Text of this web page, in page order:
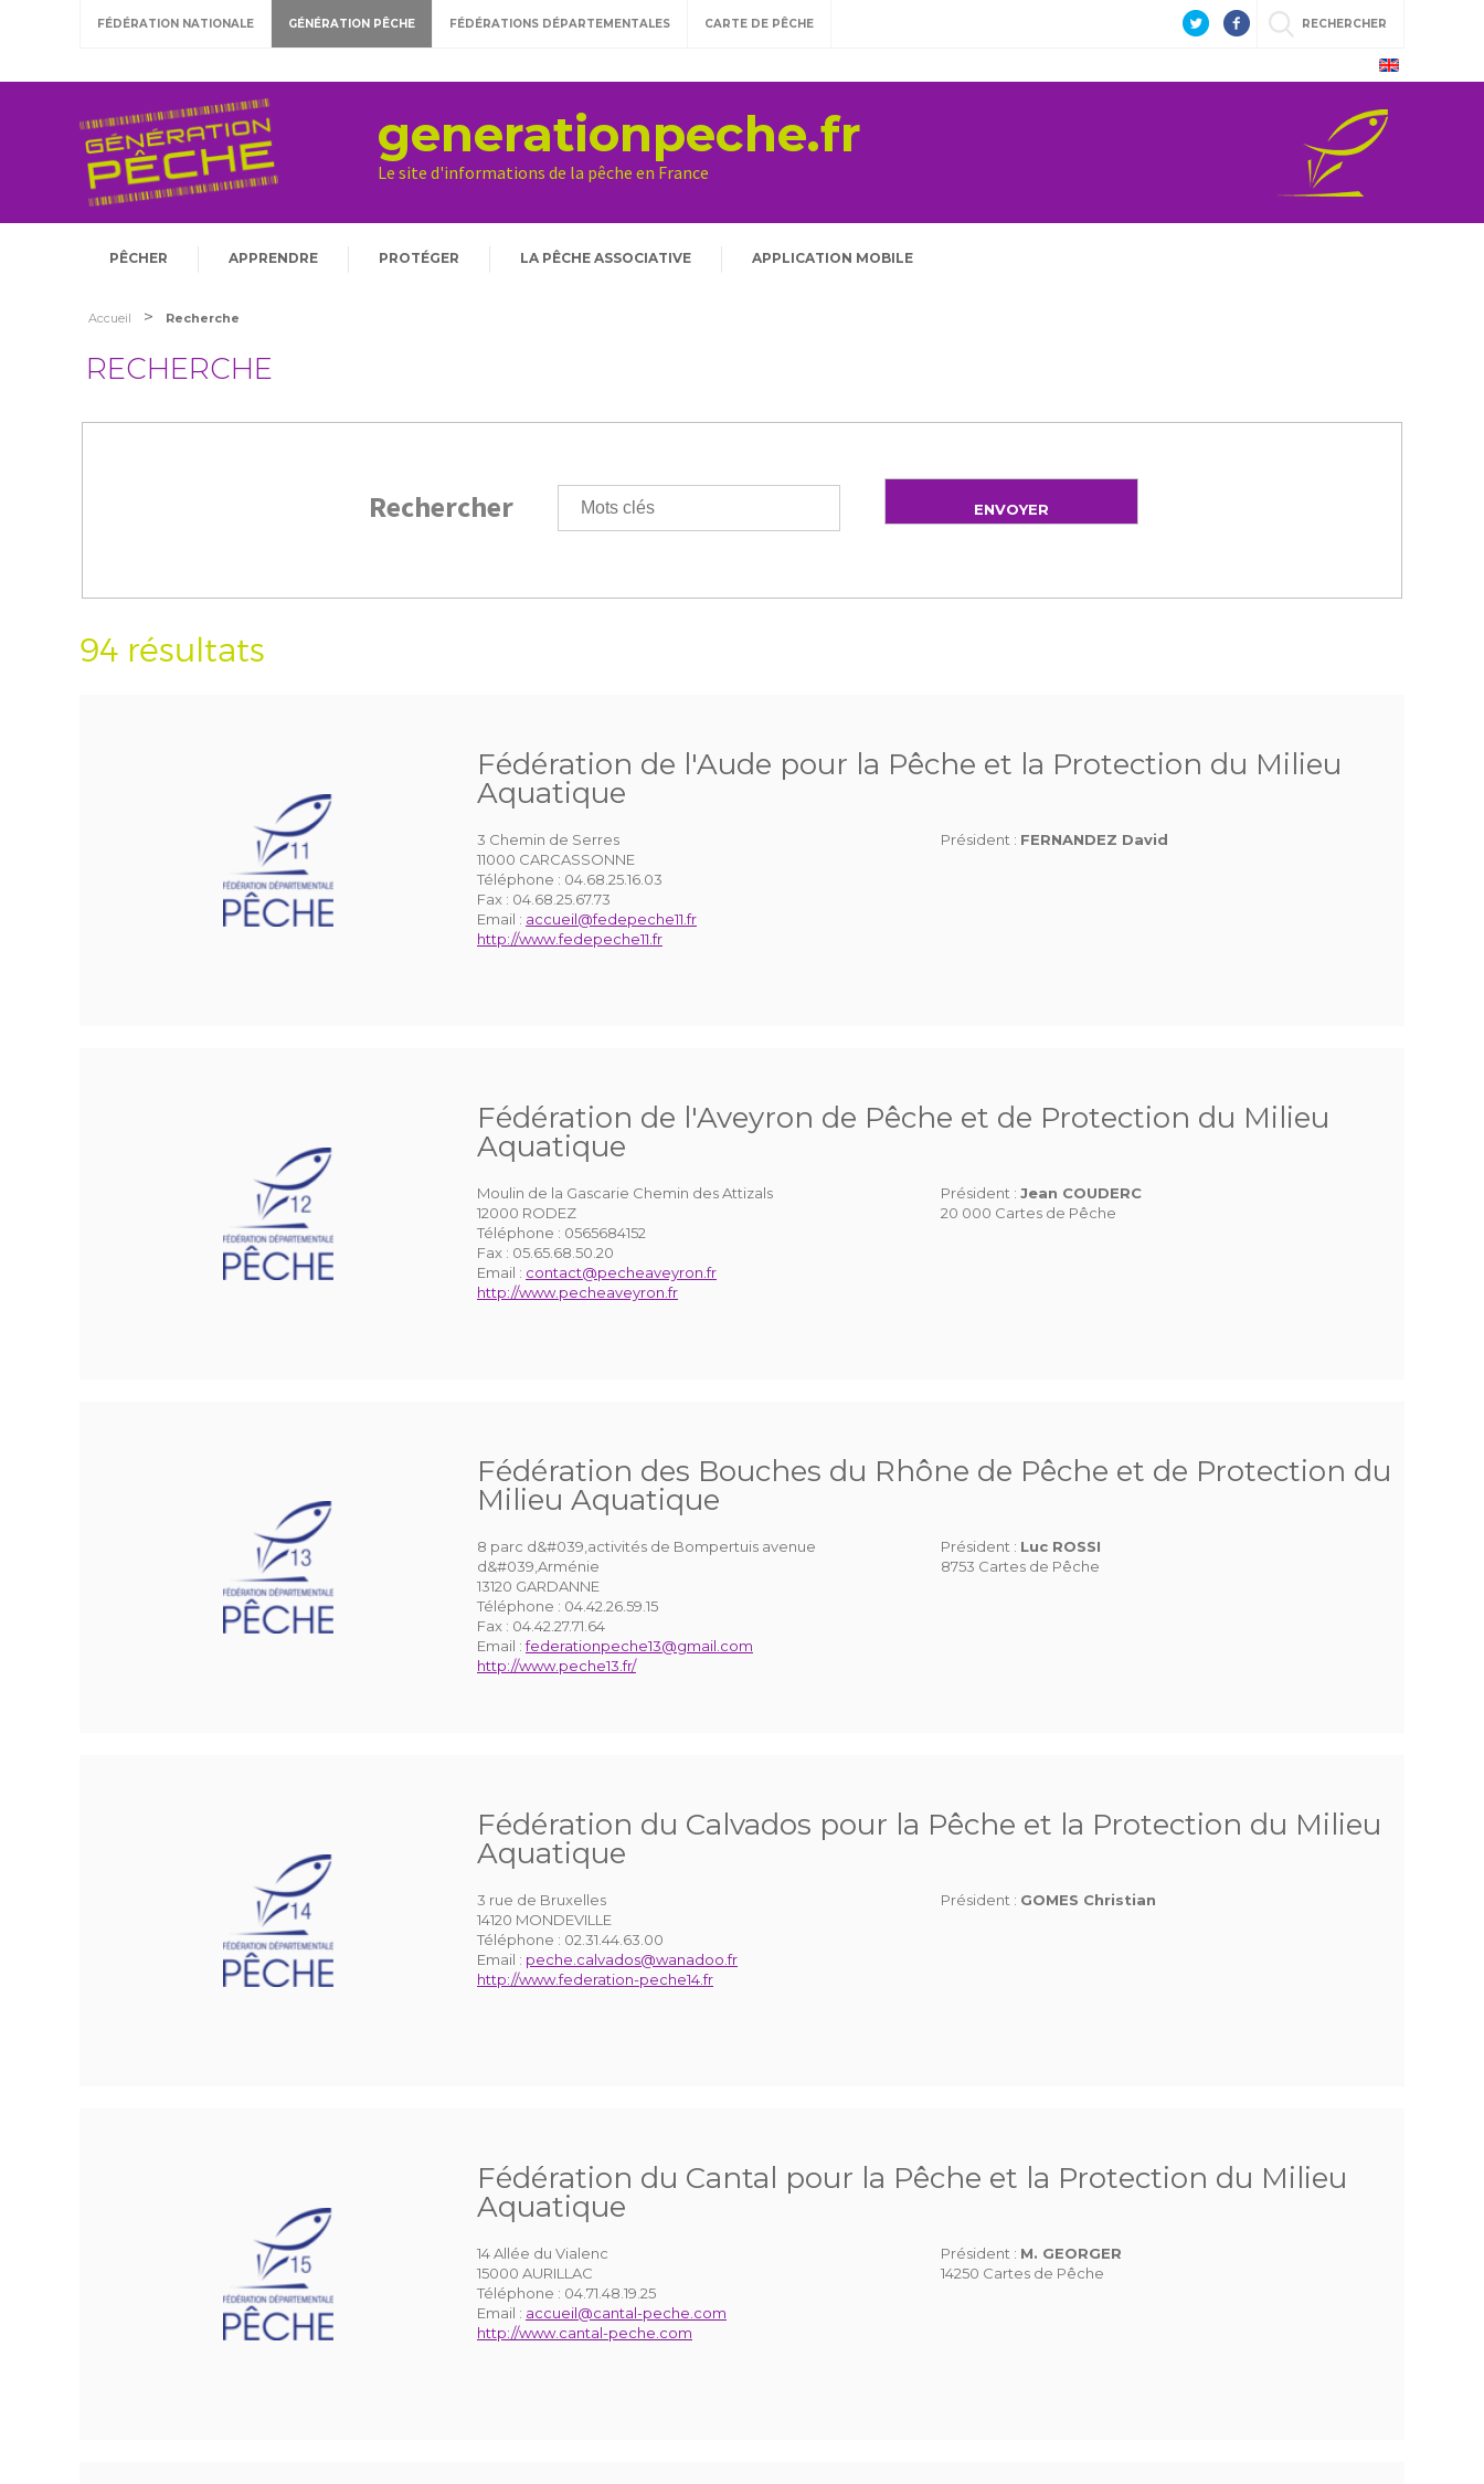
FÉDÉRATION NATIONALE GÉNÉRATION PÊCHE FÉDÉRATIONS DÉPARTEMENTALES CARTE DE PÊCHE RECHERCHER
generationpeche.fr
Le site d'informations de la pêche en France
PÊCHER APPRENDRE PROTÉGER LA PÊCHE ASSOCIATIVE APPLICATION MOBILE
Accueil > Recherche
RECHERCHE
Rechercher
94 résultats
Fédération de l'Aude pour la Pêche et la Protection du Milieu
Aquatique
3 Chemin de Serres
11000 CARCASSONNE
Téléphone : 04.68.25.16.03
Fax : 04.68.25.67.73
Email : accueil@fedepeche11.fr
http://www.fedepeche11.fr
Président : FERNANDEZ David
Fédération de l'Aveyron de Pêche et de Protection du Milieu
Aquatique
Moulin de la Gascarie Chemin des Attizals
12000 RODEZ
Téléphone : 0565684152
Fax : 05.65.68.50.20
Email : contact@pecheaveyron.fr
http://www.pecheaveyron.fr
Président : Jean COUDERC
20 000 Cartes de Pêche
Fédération des Bouches du Rhône de Pêche et de Protection du
Milieu Aquatique
8 parc d&#039,activités de Bompertuis avenue
d&#039,Arménie
13120 GARDANNE
Téléphone : 04.42.26.59.15
Fax : 04.42.27.71.64
Email :federationpeche13@gmail.com
http://www.peche13.fr/
Président : Luc ROSSI
8753 Cartes de Pêche
Fédération du Calvados pour la Pêche et la Protection du Milieu
Aquatique
3 rue de Bruxelles
14120 MONDEVILLE
Téléphone : 02.31.44.63.00
Email : peche.calvados@wanadoo.fr
http://www.federation-peche14.fr
Président : GOMES Christian
Fédération du Cantal pour la Pêche et la Protection du Milieu
Aquatique
14 Allée du Vialenc
15000 AURILLAC
Téléphone : 04.71.48.19.25
Email : accueil@cantal-peche.com
http://www.cantal-peche.com
Président : M. GEORGER
14250 Cartes de Pêche